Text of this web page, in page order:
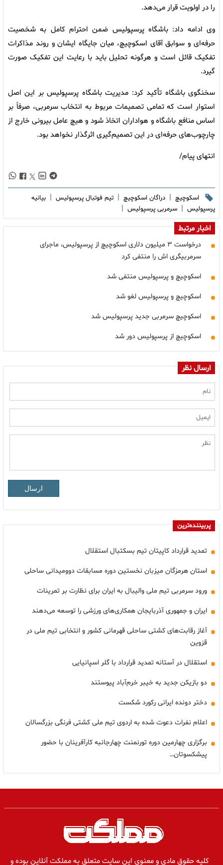
را در اولویت قرار می‌دهد.
وی ادامه داد: باشگاه پرسپولیس ضمن احترام کامل به شخصیت
حرفه‌ای و سوابق آقای اسکوچیچ، میان جایگاه ایشان و روند مذاکرات
تفکیک قائل است و هرگونه تحلیل باید با رعایت این تفکیک صورت
گیرد.
سخنگوی باشگاه تأکید کرد: مدیریت باشگاه پرسپولیس بر این اصل
استوار است که تمامی تصمیمات مربوط به انتخاب سرمربی، صرفاً بر
اساس منافع باشگاه و هواداران اتخاذ شود و هیچ عامل بیرونی خارج از
چارچوب‌های حرفه‌ای در این تصمیم‌گیری اثرگذار نخواهد بود.
انتهای پیام/
اسکوچیچ | دراگان اسکوچیچ | تیم فوتبال پرسپولیس | بیانیه
پرسپولیس | سرمربی پرسپولیس |
اخبار مرتبط
درخواست ۳ میلیون دلاری اسکوچیچ از پرسپولیس، ماجرای
سرمربیگری اش را منتفی کرد
اسکوچیچ و پرسپولیس منتفی شد
اسکوچیچ و پرسپولیس لغو شد
اسکوچیچ سرمربی جدید پرسپولیس شد
اسکوچیچ از پرسپولیس دور شد
ارسال نظر
ارسال
پربیننده‌ترین
تمدید قرارداد کاپیتان تیم بسکتبال استقلال
استان هرمزگان میزبان نخستین دوره مسابقات دوومیدانی ساحلی
ورود سرمربی تیم ملی والیبال به ایران برای نظارت بر تمرینات
ایران و جمهوری آذربایجان همکاری‌های ورزشی را توسعه می‌دهند
آغاز رقابت‌های کشتی ساحلی قهرمانی کشور و انتخابی تیم ملی در
قزوین
استقلال در آستانه تمدید قرارداد با گلر اسپانیایی
دو بازیکن جدید به خیبر خرم‌آباد پیوستند
دختر دونده ایرانی رکورد شکست
اعلام نفرات دعوت شده به اردوی تیم ملی کشتی فرنگی بزرگسالان
برگزاری چهارمین دوره تورنمنت چهارجانبه کارآفرینان با حضور
پیشکسوتان…
کلیه حقوق مادی و معنوی این سایت متعلق به مملکت آنلاین بوده و